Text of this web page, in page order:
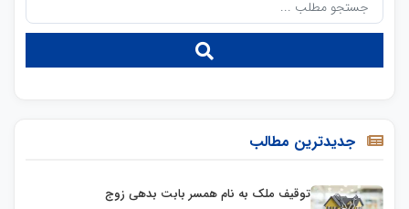
جدیدترین مطالب
توقیف ملک به نام همسر بابت بدهی زوج